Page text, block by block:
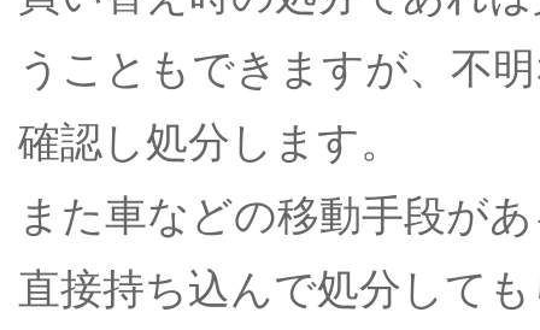
うこともできますが、不
確認し処分します。
また車などの移動手段が
直接持ち込んで処分して